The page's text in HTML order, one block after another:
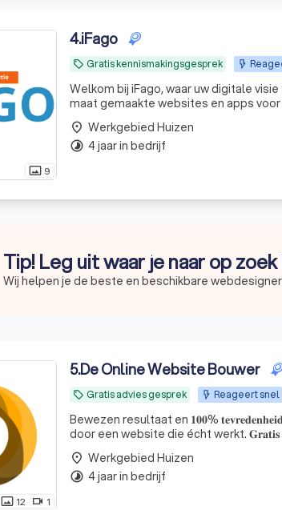
photo_size_select_actual 9
4.iFago
local_offer Gratis kennismakingsgesprek
Welkom bij iFago, waar uw digitale
maat gemaakte websites en apps
place Werkgebied Huizen
timelapse 4 jaar in bedrijf
Tip! Leg uit waar je naar op
Wij helpen je de beste en beschikbare
photo_size_select_actual 12 videocam 1
5.De Online Website Bouwer
local_offer Gratis advies gesprek Reageert snel
Bewezen resultaat en 𝟏𝟎𝟎%
door een website die écht werkt. 𝐆𝐫𝐚𝐭𝐢𝐬
place Werkgebied Huizen
timelapse 4 jaar in bedrijf